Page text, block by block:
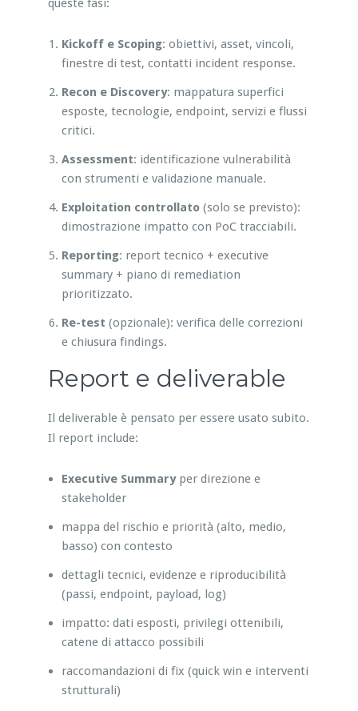
queste fasi:
Kickoff e Scoping: obiettivi, asset, vincoli,
finestre di test, contatti incident response.
Recon e Discovery: mappatura superfici
esposte, tecnologie, endpoint, servizi e flussi
critici.
Assessment: identificazione vulnerabilità
con strumenti e validazione manuale.
Exploitation controllato(solo se previsto):
dimostrazione impatto con PoC tracciabili.
Reporting: report tecnico + executive
summary + piano di remediation
prioritizzato.
Re-test (opzionale): verifica delle correzioni
e chiusura findings.
Report e deliverable
Il deliverable è pensato per essere usato subito.
Il report include:
Executive Summaryper direzione e
stakeholder
mappa del rischio e priorità (alto, medio,
basso) con contesto
dettagli tecnici, evidenze e riproducibilità
(passi, endpoint, payload, log)
impatto: dati esposti, privilegi ottenibili,
catene di attacco possibili
raccomandazioni di fix (quick win e interventi
strutturali)